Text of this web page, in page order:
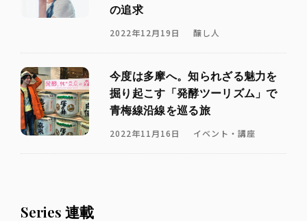
の追求
2022年12月19日 醸し人
今度は多摩へ。知られざる魅力を
掘り起こす「発酵ツーリズム」で
青梅線沿線を巡る旅
2022年11月16日 イベント・講座
Series 連載